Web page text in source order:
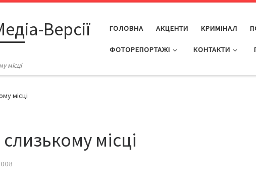
Версії
місці
ГОЛОВНА АКЦЕНТИ КРИМІНАЛ
ФОТОРЕПОРТАЖІ КОНТАКТИ
місці
місці